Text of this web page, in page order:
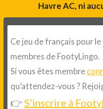
Havre AC, ni
Ce jeu de français pour
membres de FootyLingo.
Si vous êtes membre
qu’attendez-vous ?
👉S’inscrire à